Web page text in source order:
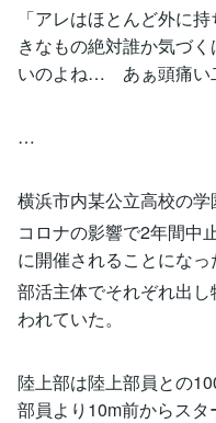
「アレはほとんど外に
きなもの絶対誰か気づ
いのよね… あぁ頭痛い
…
横浜市内某公立高校の学
コロナの影響で2年間中
に開催されることになっ
部活主体でそれぞれ出
われていた。
陸上部は陸上部員との
部員より10m前からスタ